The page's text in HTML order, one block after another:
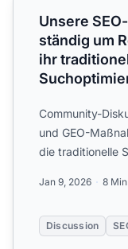
Unsere
ständig um
ihr
Community-
und GEO-
die traditionelle
Jan 9, 2026 8
Discussion